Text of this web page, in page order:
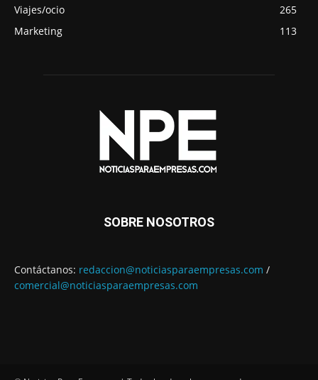
Viajes/ocio
265
Marketing
113
SOBRE NOSOTROS
Contáctanos: redaccion@noticiasparaempresas.com /
comercial@noticiasparaempresas.com